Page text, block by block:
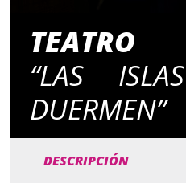
TEATRO
“LAS
DUERMEN”
DESCRIPCIÓN